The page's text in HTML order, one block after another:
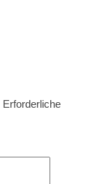
Erforderliche